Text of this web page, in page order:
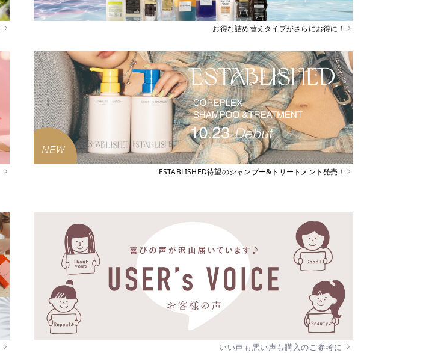
お得な詰め替えタイプがさらにお得に！
ESTABLISHED待望のシャンプー&トリートメント発売！
いい声も悪い声も購入のご参考に